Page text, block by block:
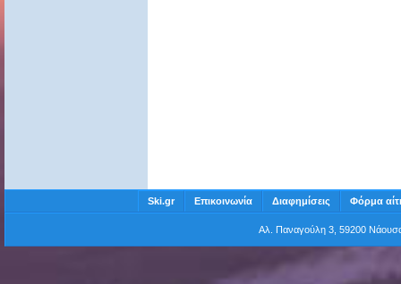
Ski.gr Επικοινωνία Διαφημίσεις Φόρμα
Αλ. Παναγούλη 3, 59200